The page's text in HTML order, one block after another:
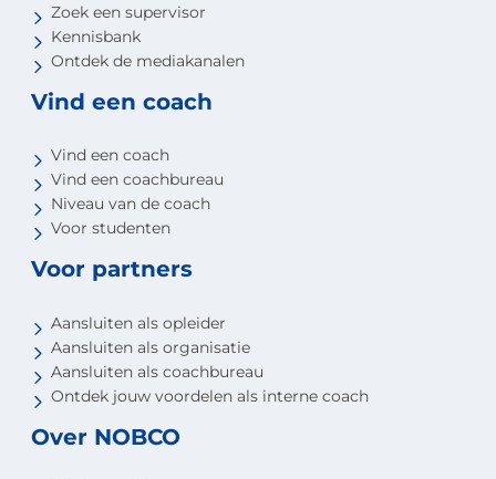
Zoek een supervisor
Kennisbank
Ontdek de mediakanalen
Vind een coach
Vind een coach
Vind een coachbureau
Niveau van de coach
Voor studenten
Voor partners
Aansluiten als opleider
Aansluiten als organisatie
Aansluiten als coachbureau
Ontdek jouw voordelen als interne coach
Over NOBCO